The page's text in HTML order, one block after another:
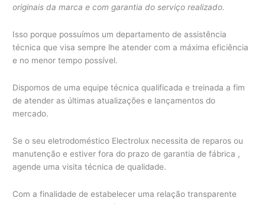
originais da marca e com garantia do serviço realizado.
Isso porque possuímos um departamento de assistência
técnica que visa sempre lhe atender com a máxima eficiência
e no menor tempo possível.
Dispomos de uma equipe técnica qualificada e treinada a fim
de atender as últimas atualizações e lançamentos do
mercado.
Se o seu eletrodoméstico Electrolux necessita de reparos ou
manutenção e estiver fora do prazo de garantia de fábrica ,
agende uma visita técnica de qualidade.
Com a finalidade de estabelecer uma relação transparente